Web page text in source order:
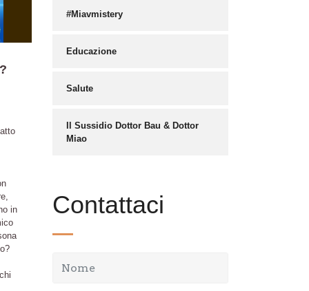
in
#Miavmistery
Educazione
Salute
Il Sussidio Dottor Bau & Dottor
Miao
Contattaci